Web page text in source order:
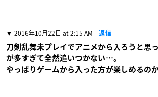
2016年10月22日 at 2:15 AM 返信
刀剣乱舞未プレイでアニメから入ろうと思
が多すぎて全然追いつかない…。
やっぱりゲームから入った方が楽しめるの